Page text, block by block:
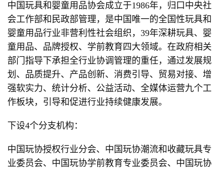
中国玩具和婴童用品协会成立于1986年，归口中央社
会工作部和民政部管理，是中国唯一的全国性玩具和
婴童用品行业非营利性社会组织，39年深耕玩具、婴
童用品、品牌授权、学前教育四大领域。在政府相关
部门指导下承担全行业协调管理的重任，通过发展规
划、品质提升、产品创新、消费引导、贸易对接、增
强软实力、统计分析、公益活动、全媒体运营九个工
作板块，引导和促进行业持续健康发展。
下设4个分支机构：
中国玩协授权行业分会、中国玩协潮流和收藏玩具专
业委员会、中国玩协学前教育专业委员会、中国玩协